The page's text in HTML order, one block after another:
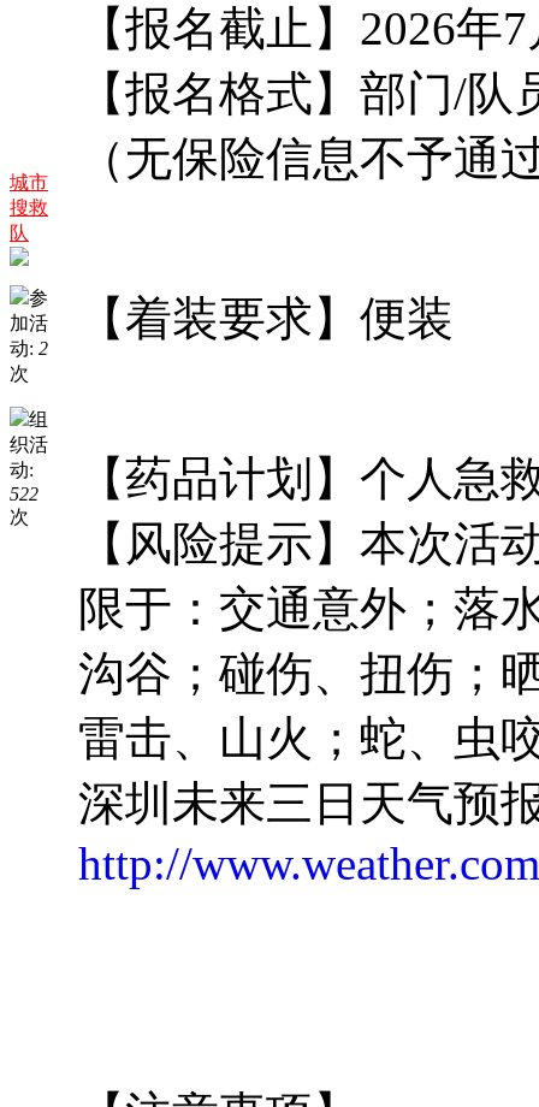
城市
搜救
队
参
加活
动: 2
次
组
织活
动:
522
次
【报名截止】2026年
【报名格式】部门/
（无保险信息不予通
【着装要求】便装
【药品计划】个人急
【风险提示】本次活
限于：交通意外；落
沟谷；碰伤、扭伤；
雷击、山火；蛇、虫
深圳未来三日天气预
http://